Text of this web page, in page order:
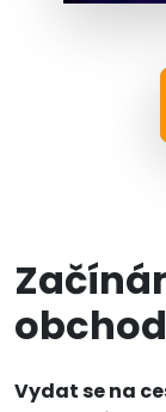
Vydat se na